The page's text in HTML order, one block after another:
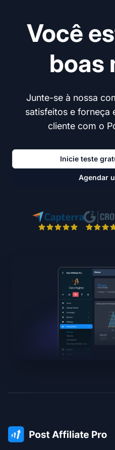
Você
boas
Junte-se à nossa
satisfeitos e forneça
cliente com o
Inicie teste
Agendar